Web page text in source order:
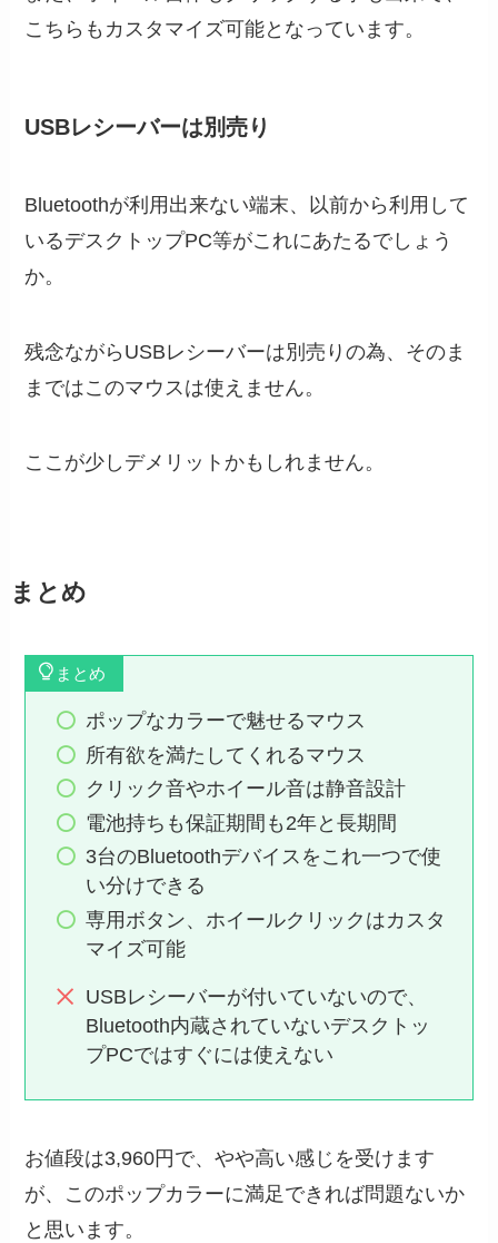
こちらもカスタマイズ可能となっています。
USBレシーバーは別売り
Bluetoothが利用出来ない端末、以前から利用して
いるデスクトップPC等がこれにあたるでしょう
か。
残念ながらUSBレシーバーは別売りの為、そのま
まではこのマウスは使えません。
ここが少しデメリットかもしれません。
まとめ
まとめ
ポップなカラーで魅せるマウス
所有欲を満たしてくれるマウス
クリック音やホイール音は静音設計
電池持ちも保証期間も2年と長期間
3台のBluetoothデバイスをこれ一つで使
い分けできる
専用ボタン、ホイールクリックはカスタ
マイズ可能
USBレシーバーが付いていないので、
Bluetooth内蔵されていないデスクトッ
プPCではすぐには使えない
お値段は3,960円で、やや高い感じを受けます
が、このポップカラーに満足できれば問題ないか
と思います。